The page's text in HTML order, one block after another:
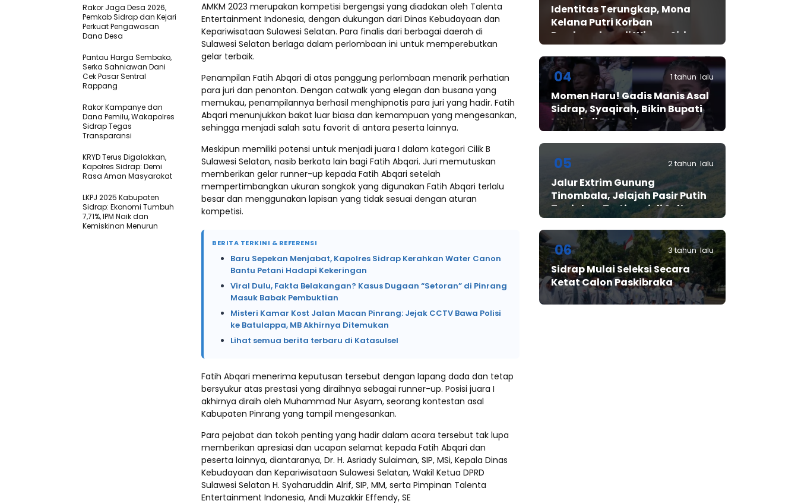
AMKM 2023 merupakan kompetisi bergengsi yang diadakan oleh Talenta
Entertainment Indonesia, dengan dukungan dari Dinas Kebudayaan dan
Kepariwisataan Sulawesi Selatan. Para finalis dari berbagai daerah di
Sulawesi Selatan berlaga dalam perlombaan ini untuk memperebutkan
gelar terbaik.
Penampilan Fatih Abqari di atas panggung perlombaan menarik perhatian
para juri dan penonton. Dengan catwalk yang elegan dan busana yang
memukau, penampilannya berhasil menghipnotis para juri yang hadir. Fatih
Abqari menunjukkan bakat luar biasa dan kemampuan yang mengesankan,
sehingga menjadi salah satu favorit di antara peserta lainnya.
Meskipun memiliki potensi untuk menjadi juara I dalam kategori Cilik B
Sulawesi Selatan, nasib berkata lain bagi Fatih Abqari. Juri memutuskan
memberikan gelar runner-up kepada Fatih Abqari setelah
mempertimbangkan ukuran songkok yang digunakan Fatih Abqari terlalu
besar dan menggunakan lapisan yang tidak sesuai dengan aturan
kompetisi.
BERITA TERKINI & REFERENSI
Baru Sepekan Menjabat, Kapolres Sidrap Kerahkan Water Canon
Bantu Petani Hadapi Kekeringan
Viral Dulu, Fakta Belakangan? Kasus Dugaan “Setoran” di Pinrang
Masuk Babak Pembuktian
Misteri Kamar Kost Jalan Macan Pinrang: Jejak CCTV Bawa Polisi
ke Batulappa, MB Akhirnya Ditemukan
Lihat semua berita terbaru di Katasulsel
Fatih Abqari menerima keputusan tersebut dengan lapang dada dan tetap
bersyukur atas prestasi yang diraihnya sebagai runner-up. Posisi juara I
akhirnya diraih oleh Muhammad Nur Asyam, seorang kontestan asal
Kabupaten Pinrang yang tampil mengesankan.
Para pejabat dan tokoh penting yang hadir dalam acara tersebut tak lupa
memberikan apresiasi dan ucapan selamat kepada Fatih Abqari dan
peserta lainnya, diantaranya, Dr. H. Asriady Sulaiman, SIP, MSi, Kepala Dinas
Kebudayaan dan Kepariwisataan Sulawesi Selatan, Wakil Ketua DPRD
Sulawesi Selatan H. Syaharuddin Alrif, SIP, MM, serta Pimpinan Talenta
Entertainment Indonesia, Andi Muzakkir Effendy, SE
Rakor Jaga Desa 2026,
Pemkab Sidrap dan Kejari
Perkuat Pengawasan
Dana Desa
Pantau Harga Sembako,
Serka Sahniawan Dani
Cek Pasar Sentral
Rappang
Rakor Kampanye dan
Dana Pemilu, Wakapolres
Sidrap Tegas
Transparansi
KRYD Terus Digalakkan,
Kapolres Sidrap: Demi
Rasa Aman Masyarakat
LKPJ 2025 Kabupaten
Sidrap: Ekonomi Tumbuh
7,71%, IPM Naik dan
Kemiskinan Menurun
Identitas Terungkap, Mona
Kelana Putri Korban
Pembunuhan di Wisma Sidrap
04 1 tahun lalu
Momen Haru! Gadis Manis Asal
Sidrap, Syaqirah, Bikin Bupati
Mewek di D’Academy​
05 2 tahun lalu
Jalur Extrim Gunung
Tinombala, Jelajah Pasir Putih
Tanjakan Tertinggi di Sulteng
06 3 tahun lalu
Sidrap Mulai Seleksi Secara
Ketat Calon Paskibraka